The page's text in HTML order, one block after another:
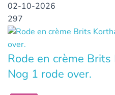
02-10-2026
297
Rode en crème
Nog 1 rode over.